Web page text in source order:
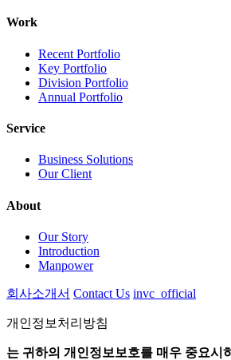
Work
Recent Portfolio
Key Portfolio
Division Portfolio
Annual Portfolio
Service
Business Solutions
Our Client
About
Our Story
Introduction
Manpower
회사소개서 Contact Us invc_official
개인정보처리방침
는 귀하의 개인정보보호를 매우 중요시